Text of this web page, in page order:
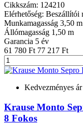
Cikkszám: 124210
Elérhetőség: Beszállítói
Munkamagasság 3,50 m
Állómagasság 1,50 m
Garancia 5 év
61 780 Ft 77 217 Ft
Kedvezményes ár
Krause Monto
8 Fokos